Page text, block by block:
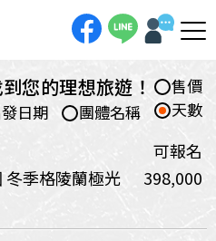
您的理想旅遊！
售價
天數
團體名稱
日期
可報名
冬季格陵蘭極光
398,000